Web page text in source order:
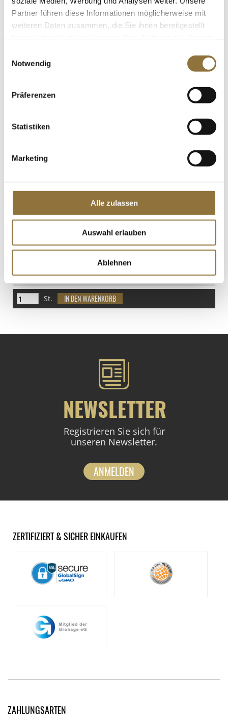
Partner führen diese Informationen möglicherweise mit
weiteren Daten zusammen, die Sie ihnen bereitgestellt
Notwendig
Präferenzen
Statistiken
Marketing
Alle zulassen
Auswahl erlauben
Ablehnen
St.
€ 2,92
€ 14,60/ kg
LEBENSMITTELKENNZEICHNUNGEN
Shiitake Pilze, Tongu, kleine
Kalibrierung ø 3cm, Zhong-Hon-Gu, 1 kg
Art.Nr.:16289
St.
NEWSLETTER
Registrieren Sie sich für
unseren Newsletter.
ANMELDEN
ZERTIFIZIERT & SICHER EINKAUFEN
ZAHLUNGSARTEN